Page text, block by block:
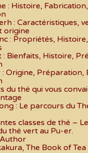
: Histoire,
: Caractéristiques,
origine
: Propriétés,
: Bienfaits, Histoire,
: Origine, Préparation,
du thé qui vous
: Le parcours du
classes de thé –
thé vert au Pu-er.
The Book of Tea